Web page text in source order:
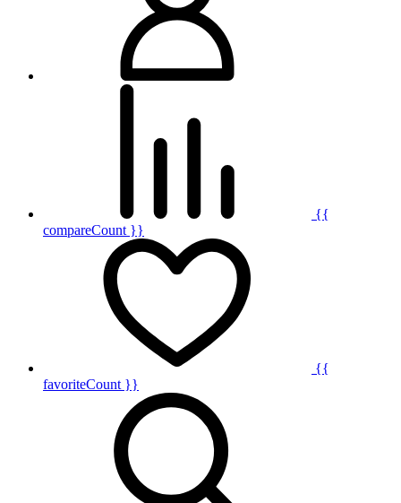
{{
compareCount }}
{{
favoriteCount }}